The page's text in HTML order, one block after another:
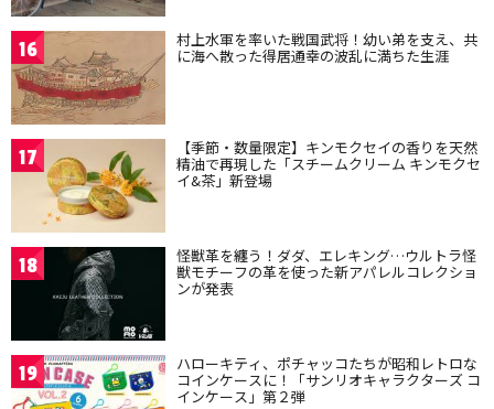
16 村上水軍を率いた戦国武将！幼い弟を支え、共
に海へ散った得居通幸の波乱に満ちた生涯
17 【季節・数量限定】キンモクセイの香りを天然
精油で再現した「スチームクリーム キンモクセ
イ&茶」新登場
18 怪獣革を纏う！ダダ、エレキング…ウルトラ怪
獣モチーフの革を使った新アパレルコレクショ
ンが発表
19 ハローキティ、ポチャッコたちが昭和レトロな
コインケースに！「サンリオキャラクターズ コ
インケース」第２弾